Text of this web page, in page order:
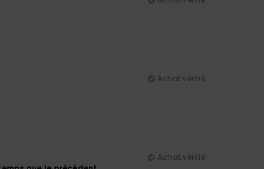
Achat vérifié
Achat vérifié